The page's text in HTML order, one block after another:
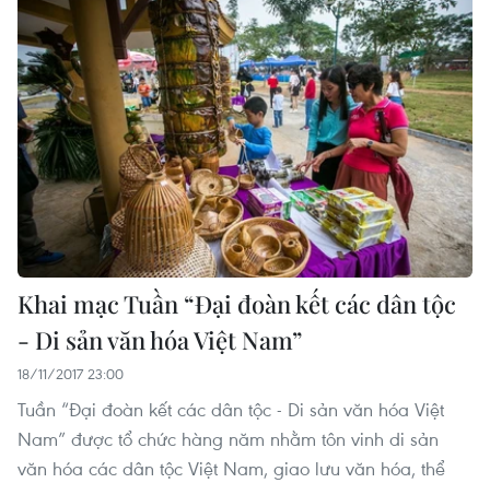
Khai mạc Tuần “Đại đoàn kết các dân tộc
- Di sản văn hóa Việt Nam”
18/11/2017 23:00
Tuần “Đại đoàn kết các dân tộc - Di sản văn hóa Việt
Nam” được tổ chức hàng năm nhằm tôn vinh di sản
văn hóa các dân tộc Việt Nam, giao lưu văn hóa, thể